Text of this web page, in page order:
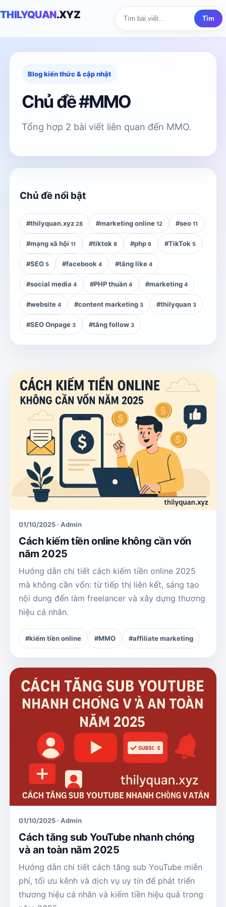
THILYQUAN.XYZ Tìm
Blog kiến thức & cập nhật
Chủ đề #MMO
Tổng hợp 2 bài viết liên quan đến MMO.
Chủ đề nổi bật
#thilyquan.xyz 28 #marketing online 12 #seo 11
#mạng xã hội 11 #tiktok 8 #php 6 #TikTok 5
#SEO 5 #facebook 4 #tăng like 4
#social media 4 #PHP thuần 4 #marketing 4
#website 4 #content marketing 3 #thilyquan 3
#SEO Onpage 3 #tăng follow 3
01/10/2025 · Admin
Cách kiếm tiền online không cần vốn
năm 2025
Hướng dẫn chi tiết cách kiếm tiền online 2025
mà không cần vốn: từ tiếp thị liên kết, sáng tạo
nội dung đến làm freelancer và xây dựng thương
hiệu cá nhân.
#kiếm tiền online #MMO #affiliate marketing
01/10/2025 · Admin
Cách tăng sub YouTube nhanh chóng
và an toàn năm 2025
Hướng dẫn chi tiết cách tăng sub YouTube miễn
phí, tối ưu kênh và dịch vụ uy tín để phát triển
thương hiệu cá nhân và kiếm tiền hiệu quả trong